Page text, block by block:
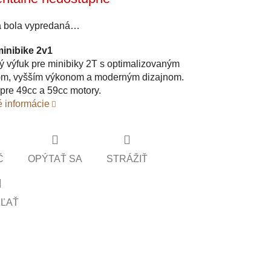
bola vypredaná…
2v1
výfuk pre minibiky 2T s optimalizovaným
vyšším výkonom a moderným dizajnom.
49cc a 59cc motory.
informácie
OPÝTAŤ SA STRÁŽIŤ